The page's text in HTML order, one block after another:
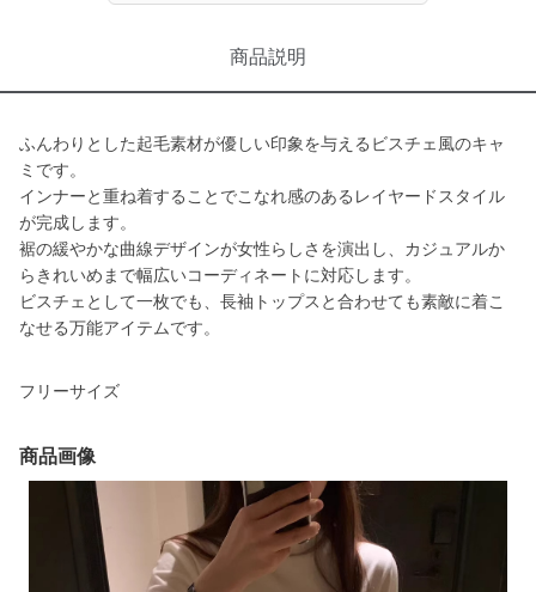
商品説明
ふんわりとした起毛素材が優しい印象を与えるビスチェ風のキャ
ミです。
インナーと重ね着することでこなれ感のあるレイヤードスタイル
が完成します。
裾の緩やかな曲線デザインが女性らしさを演出し、カジュアルか
らきれいめまで幅広いコーディネートに対応します。
ビスチェとして一枚でも、長袖トップスと合わせても素敵に着こ
なせる万能アイテムです。
フリーサイズ
商品画像